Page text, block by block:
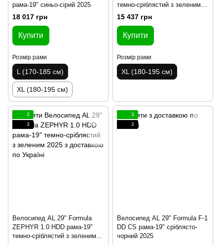
рама-19" синьо-сірий 2025
18 017 грн
Купити
Розмір рами
L (170-185 см)
XL (180-195 см)
темно-сріблястий з зеленим
2025
15 437 грн
Купити
Розмір рами
XL (180-195 см)
3
3
Велосипед AL 29" Formula
ZEPHYR 1.0 HDD рама-19"
темно-сріблястий з зеленим
3
3
Велосипед AL 29" Formula F-1
DD CS рама-19" сріблясто-
чорний 2025